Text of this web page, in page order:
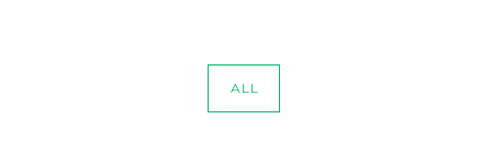
ALL